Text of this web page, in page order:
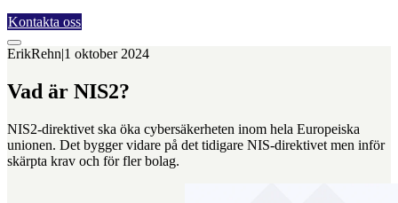
Kontakta oss
ErikRehn|1 oktober 2024
Vad är NIS2?
NIS2-direktivet ska öka cybersäkerheten inom hela Europeiska
unionen. Det bygger vidare på det tidigare NIS-direktivet men inför
skärpta krav och för fler bolag.